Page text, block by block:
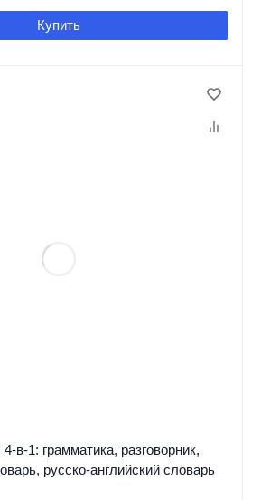
Купить
в-1: грамматика, разговорник,
русско-английский словарь